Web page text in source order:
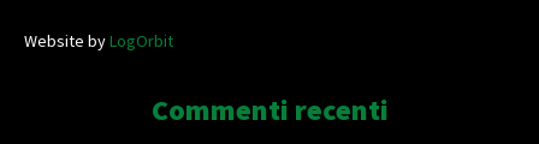
Website byLogOrbit
Commenti recenti